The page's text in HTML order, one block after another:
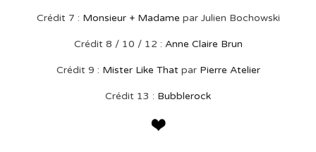
Crédit 7 : Monsieur + Madame par Julien Bochowski
Crédit 8 / 10 / 12 : Anne Claire Brun
Crédit 9 : Mister Like Thatpar Pierre Atelier
Crédit 13 : Bubblerock